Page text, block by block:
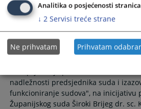
17.06.2026.
PLAĆE
UREDITI
nadležnosti predsjednika suda i
funkcioniranje sudova", na inicijativu
Županijskog suda Široki Brijeg dr. sc.
Analitika o posjećenosti stranica
↓ 2 Servisi treće strane
Ne prihvatam Prihvatam